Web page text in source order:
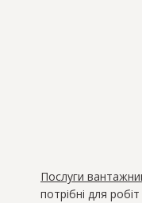
Послуги
потрібні для